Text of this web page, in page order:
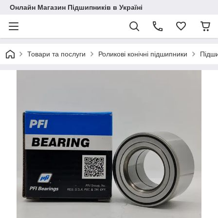
Онлайн Магазин Підшипників в Україні
Товари та послуги Роликові конічні підшипники